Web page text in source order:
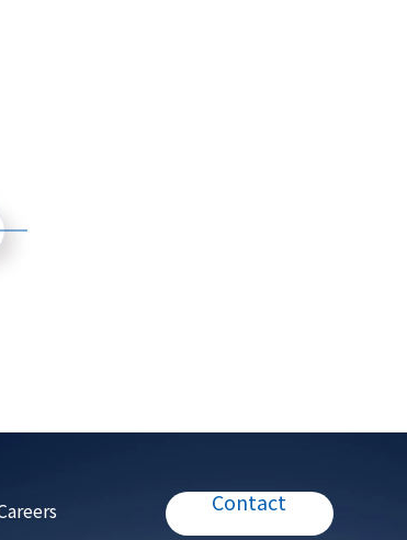
Contact